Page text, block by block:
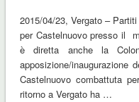
2015/04/23, Vergato –
per Castelnuovo presso il
è diretta anche la
apposizione/inaugurazione
Castelnuovo combattuta
ritorno a Vergato ha …